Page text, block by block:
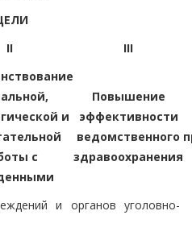
II
III
и
с
Повышение
эффективности
ведомственного
здравоохранения
и органов уголовно-